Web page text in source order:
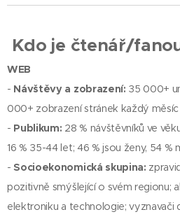
Kdo je čtenář/
WEB
- Návštěvy a zobrazení: 35 000+
000+ zobrazení stránek každý měsíc
- Publikum: 28 % návštěvníků ve
16 % 35-44 let; 46 % jsou ženy, 54 %
-Socioekonomická skupina:
pozitivně smýšlející o svém regionu;
elektroniku a technologie; vyznavači